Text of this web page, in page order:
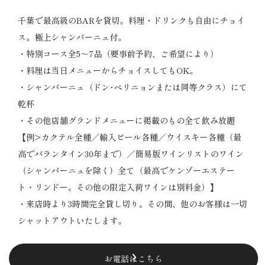
千葉で最高級のBARを貸切。料理・ドリンクも自由にチョイ
ス。極上シャンパーニュ付。
・特別コース全5～7品（要事前予約、ご希望により）
・料理は当日メニューからチョイスしてもOK。
・シャンパーニュ（ドン･ペリニョンまたは同等クラス）にて
乾杯
・その他店舗グランドメニューに掲載のもの全て飲み放題
【例>カクテル全種／輸入ビール各種／ウイスキー各種（最
高でバランタイン30年まで）／簡易版ワインリストのワイン
（シャンパーニュを除く）全て（最高でケンゾーエステー
ト・リンドー。その他の限定入荷ワインは別料金）】
・来店時より3時間完全貸し切り。その間、他のお客様は一切
シャットアウトいたします。
お電話はこちら